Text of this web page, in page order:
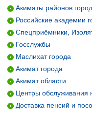
Акиматы районов
Российские академии
Спецприёмники,
Госслужбы
Маслихат города
Акимат города
Акимат области
Центры обслуживания
Доставка пенсий и